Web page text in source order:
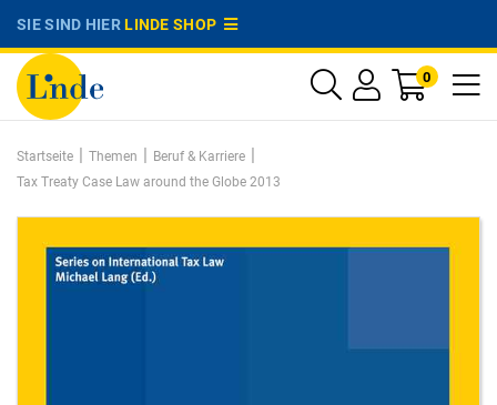
SIE SIND HIERLINDE SHOP
0
Startseite | Themen | Beruf & Karriere |
Tax Treaty Case Law around the Globe 2013